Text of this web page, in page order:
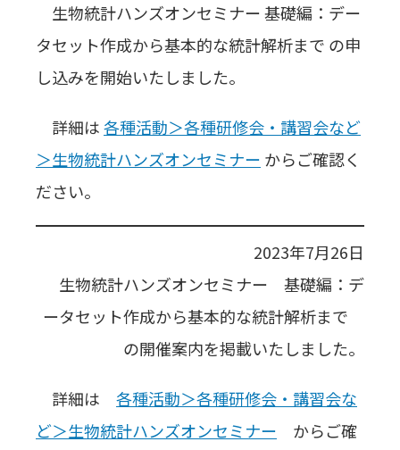
生物統計ハンズオンセミナー 基礎編：デー
タセット作成から基本的な統計解析まで の申
し込みを開始いたしました。
詳細は各種活動＞各種研修会・講習会など
＞生物統計ハンズオンセミナー からご確認く
ださい。
2023年7月26日
生物統計ハンズオンセミナー 基礎編：デ
ータセット作成から基本的な統計解析まで
の開催案内を掲載いたしました。
詳細は 各種活動＞各種研修会・講習会な
ど＞生物統計ハンズオンセミナー からご確